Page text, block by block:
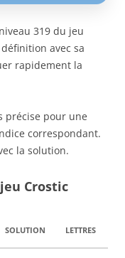
319 du jeu
avec sa
rapidement la
précise pour une
correspondant.
la solution.
Crostic
SOLUTION LETTRES